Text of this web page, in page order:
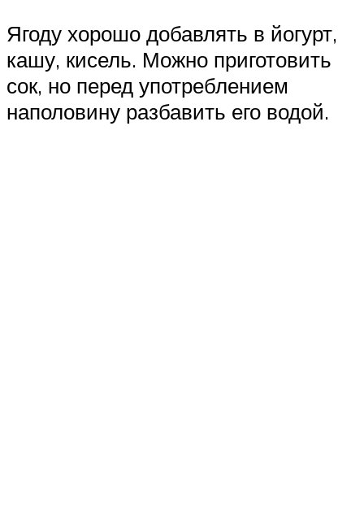
Ягоду хорошо добавлять в йогурт,
кашу, кисель. Можно приготовить
сок, но перед употреблением
наполовину разбавить его водой.